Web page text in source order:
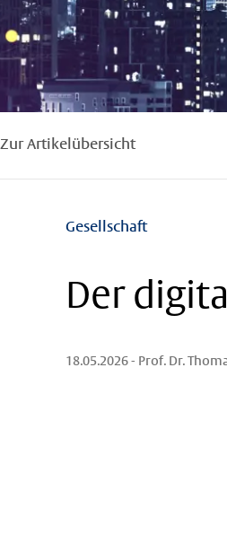
Zur Artikelübersicht
Gesellschaft
Der
18.05.2026- Prof. Dr.